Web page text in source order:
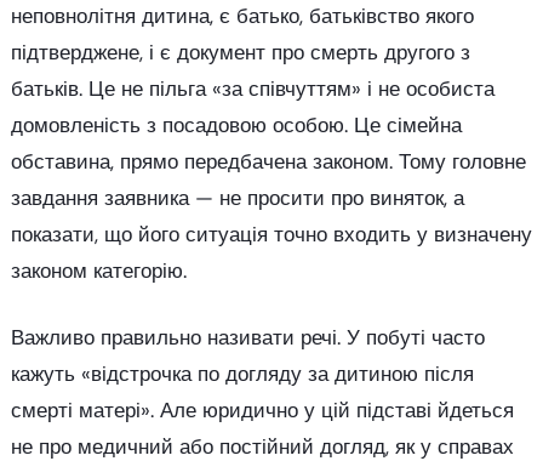
неповнолітня дитина, є батько, батьківство якого
підтверджене, і є документ про смерть другого з
батьків. Це не пільга «за співчуттям» і не особиста
домовленість з посадовою особою. Це сімейна
обставина, прямо передбачена законом. Тому головне
завдання заявника — не просити про виняток, а
показати, що його ситуація точно входить у визначену
законом категорію.
Важливо правильно називати речі. У побуті часто
кажуть «відстрочка по догляду за дитиною після
смерті матері». Але юридично у цій підставі йдеться
не про медичний або постійний догляд, як у справах